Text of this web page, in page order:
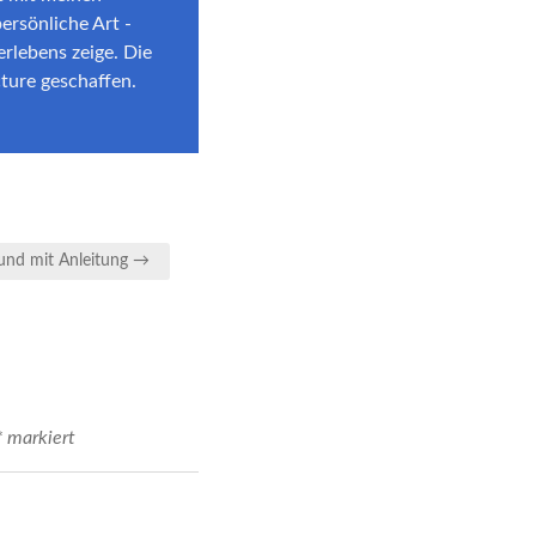
Art -
zeige. Die
geschaffen.
mit Anleitung →
markiert